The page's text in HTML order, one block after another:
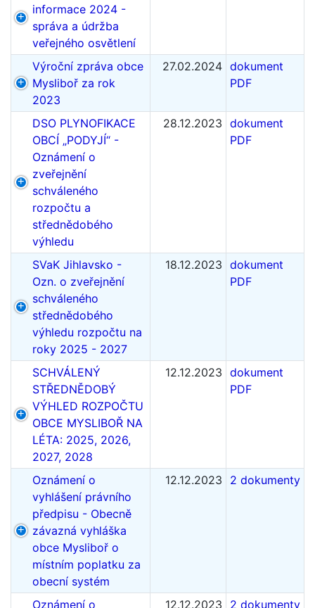
informace 2024 -
správa a údržba
veřejného osvětlení
Výroční zpráva obce
Mysliboř za rok
2023
27.02.2024 dokument
PDF
DSO PLYNOFIKACE
OBCÍ „PODYJÍ“ -
Oznámení o
zveřejnění
schváleného
rozpočtu a
střednědobého
výhledu
28.12.2023 dokument
PDF
SVaK Jihlavsko -
Ozn. o zveřejnění
schváleného
střednědobého
výhledu rozpočtu na
roky 2025 - 2027
18.12.2023 dokument
PDF
SCHVÁLENÝ
STŘEDNĚDOBÝ
VÝHLED ROZPOČTU
OBCE MYSLIBOŘ NA
LÉTA: 2025, 2026,
2027, 2028
12.12.2023 dokument
PDF
Oznámení o
vyhlášení právního
předpisu - Obecně
závazná vyhláška
obce Mysliboř o
místním poplatku za
obecní systém
12.12.2023 2 dokumenty
Oznámení o 12.12.2023 2 dokumenty